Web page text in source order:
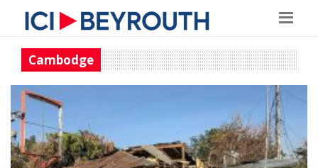
Cambodge